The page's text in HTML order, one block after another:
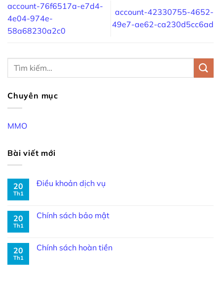
account-76f6517a-e7d4-
4e04-974e-
58a68230a2c0
account-42330755-4652-
49e7-ae62-ca230d5cc6ad
Chuyên mục
MMO
Bài viết mới
20
Th1
Điều khoản dịch vụ
20
Th1
Chính sách bảo mật
20
Th1
Chính sách hoàn tiền